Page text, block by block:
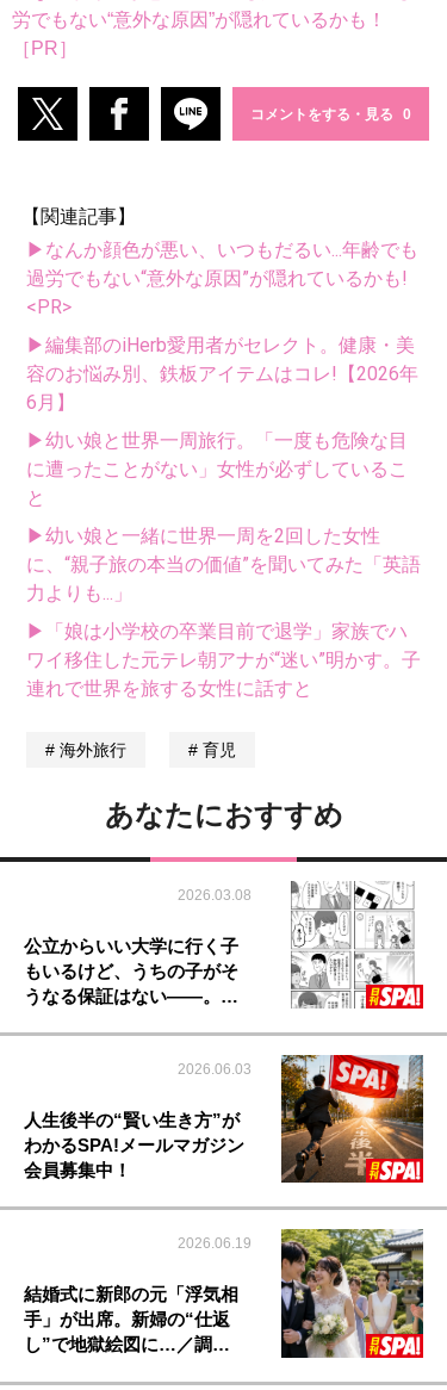
労でもない“意外な原因”が隠れているかも！
［PR］
コメントをする・見る
【関連記事】
▶なんか顔色が悪い、いつもだるい...年齢でも
過労でもない“意外な原因”が隠れているかも!
<PR>
▶編集部のiHerb愛用者がセレクト。健康・美
容のお悩み別、鉄板アイテムはコレ!【2026年
6月】
▶幼い娘と世界一周旅行。「一度も危険な目
に遭ったことがない」女性が必ずしているこ
と
▶幼い娘と一緒に世界一周を2回した女性
に、“親子旅の本当の価値”を聞いてみた「英語
力よりも...」
▶「娘は小学校の卒業目前で退学」家族でハ
ワイ移住した元テレ朝アナが“迷い”明かす。子
連れで世界を旅する女性に話すと
海外旅行 育児
あなたにおすすめ
2026.03.08
公立からいい大学に行く子
もいるけど、うちの子がそ
うなる保証はない――。…
2026.06.03
人生後半の“賢い生き方”が
わかるSPA!メールマガジン
会員募集中！
2026.06.19
結婚式に新郎の元「浮気相
手」が出席。新婦の“仕返
し”で地獄絵図に…／調…